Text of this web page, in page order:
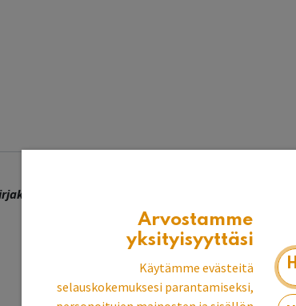
tai vaikka astioille. Kysy myös muita
Arvostamme
yksityisyyttäsi
Käytämme evästeitä
selauskokemuksesi parantamiseksi,